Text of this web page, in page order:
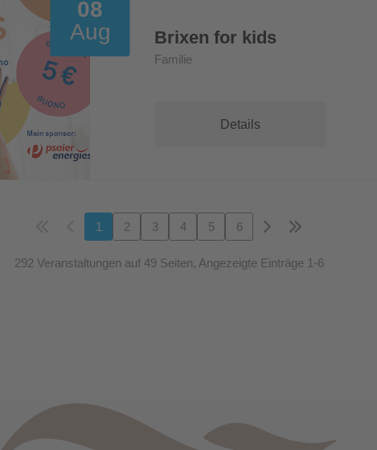
08
Aug
Brixen for kids
Familie
Details
1 2 3 4 5 6
292 Veranstaltungen auf 49 Seiten, Angezeigte Einträge 1-6